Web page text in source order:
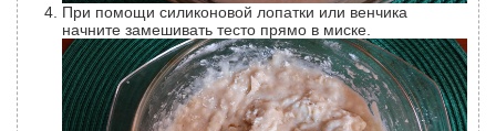
При помощи силиконовой лопатки или венчика
начните замешивать тесто прямо в миске.